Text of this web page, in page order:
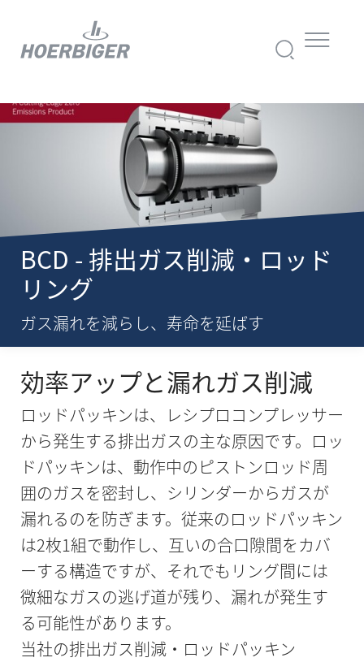
BCD - 排出ガス削減・ロッド
リング
ガス漏れを減らし、寿命を延ばす
効率アップと漏れガス削減
ロッドパッキンは、レシプロコンプレッサー
から発生する排出ガスの主な原因です。ロッ
ドパッキンは、動作中のピストンロッド周
囲のガスを密封し、シリンダーからガスが
漏れるのを防ぎます。従来のロッドパッキン
は2枚1組で動作し、互いの合口隙間をカバ
ーする構造ですが、それでもリング間には
微細なガスの逃げ道が残り、漏れが発生す
る可能性があります。
当社の排出ガス削減・ロッドパッキン